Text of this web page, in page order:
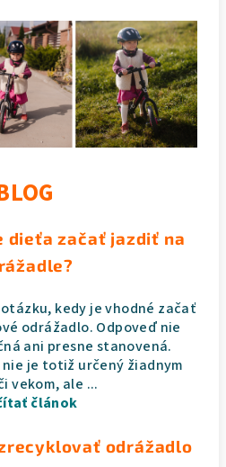
dieťa začať jazdiť na
kedy je vhodné začať
odrážadlo. Odpoveď nie
ani presne stanovená.
je totiž určený žiadnym
vekom, ale ...
článok
odrážadlo